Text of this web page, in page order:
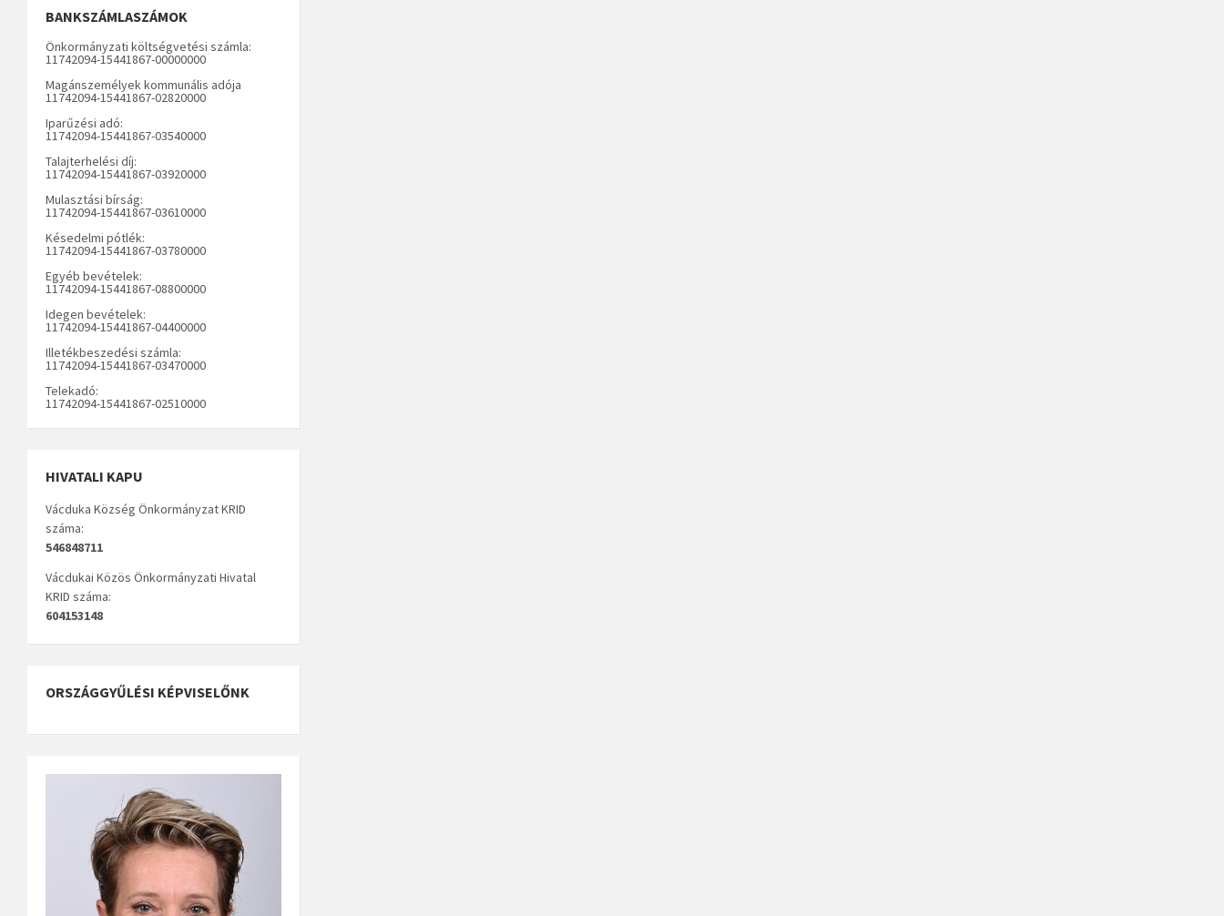
BANKSZÁMLASZÁMOK
Önkormányzati költségvetési számla:
11742094-15441867-00000000
Magánszemélyek kommunális adója
11742094-15441867-02820000
Iparűzési adó:
11742094-15441867-03540000
Talajterhelési díj:
11742094-15441867-03920000
Mulasztási bírság:
11742094-15441867-03610000
Késedelmi pótlék:
11742094-15441867-03780000
Egyéb bevételek:
11742094-15441867-08800000
Idegen bevételek:
11742094-15441867-04400000
Illetékbeszedési számla:
11742094-15441867-03470000
Telekadó:
11742094-15441867-02510000
HIVATALI KAPU
Vácduka Község Önkormányzat KRID
száma:
546848711
Vácdukai Közös Önkormányzati Hivatal
KRID száma:
604153148
ORSZÁGGYŰLÉSI KÉPVISELŐNK